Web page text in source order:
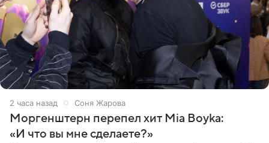
2 часа назад Соня Жарова
Моргенштерн перепел хит Mia Boyka:
«И что вы мне сделаете?»